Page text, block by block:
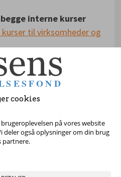
cookies
på vores website
deler også oplysninger om din brug
partnere.
interne kurser
kurser til virksomheder og
og
der tilbyder